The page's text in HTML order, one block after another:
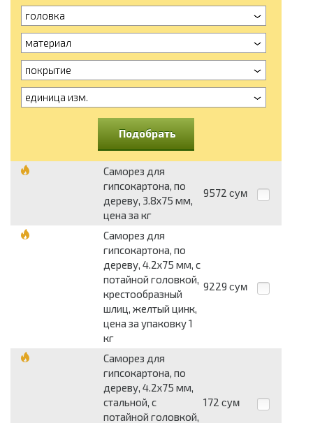
головка
материал
покрытие
единица изм.
Подобрать
Саморез для
гипсокартона, по
дереву, 3.8х75 мм,
цена за кг
9572 сум
Саморез для
гипсокартона, по
дереву, 4.2х75 мм, с
потайной головкой,
крестообразный
шлиц, желтый цинк,
цена за упаковку 1
кг
9229 сум
Саморез для
гипсокартона, по
дереву, 4.2х75 мм,
стальной, с
потайной головкой,
172 сум